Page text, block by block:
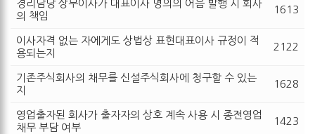
경리담당 상무이사가 대표이사 명의의 어음 발행 시 회사
의 책임
1613
이사자격 없는 자에게도 상법상 표현대표이사 규정이 적
용되는지
2122
기존주식회사의 채무를 신설주식회사에 청구할 수 있는
지
1628
영업출자된 회사가 출자자의 상호 계속 사용 시 종전영업
채무 부담 여부
1423